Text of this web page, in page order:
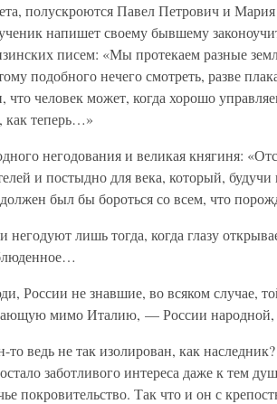
полускроются Павел Петрович и
напишет своему бывшему
писем: «Мы протекаем разные
подобного нечего смотреть, разве
человек может, когда хорошо
как теперь…»
негодования и великая княгиня:
и постыдно для века, который,
был бы бороться со всем, что
негодуют лишь тогда, когда глазу
России не знавшие, во всяком случае,
мимо Италию, — России народной,
ведь не так изолирован, как
заботливого интереса даже к тем
покровительство. Так что и он с